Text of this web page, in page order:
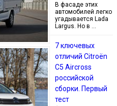
В фасаде этих
автомобилей легко
угадывается Lada
Largus. Но в …
7 ключевых
отличий Citroёn
C5 Aircross
российской
сборки. Первый
тест